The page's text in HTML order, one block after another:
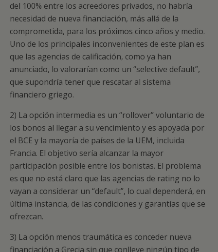
del 100% entre los acreedores privados, no habría
necesidad de nueva financiación, más allá de la
comprometida, para los próximos cinco años y medio.
Uno de los principales inconvenientes de este plan es
que las agencias de calificación, como ya han
anunciado, lo valorarían como un “selective default”,
que supondría tener que rescatar al sistema
financiero griego.
2) La opción intermedia es un “rollover” voluntario de
los bonos al llegar a su vencimiento y es apoyada por
el BCE y la mayoría de países de la UEM, incluida
Francia. El objetivo sería alcanzar la mayor
participación posible entre los bonistas. El problema
es que no está claro que las agencias de rating no lo
vayan a considerar un “default”, lo cual dependerá, en
última instancia, de las condiciones y garantías que se
ofrezcan.
3) La opción menos traumática es conceder nueva
financiación a Grecia sin que conlleve ningún tipo de